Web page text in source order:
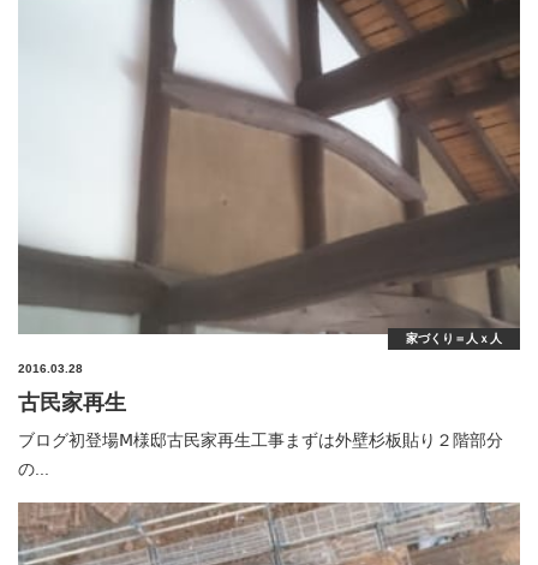
2016.03.28
家づくり＝人ｘ人
古民家再生
ブログ初登場Ⅿ様邸古民家再生工事まずは外壁杉板貼り２階部分
の...